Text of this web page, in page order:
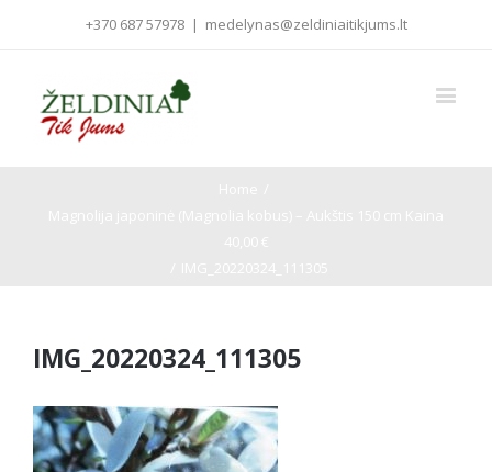
+370 687 57978 | medelynas@zeldiniaitikjums.lt
IMG_20220324_111305